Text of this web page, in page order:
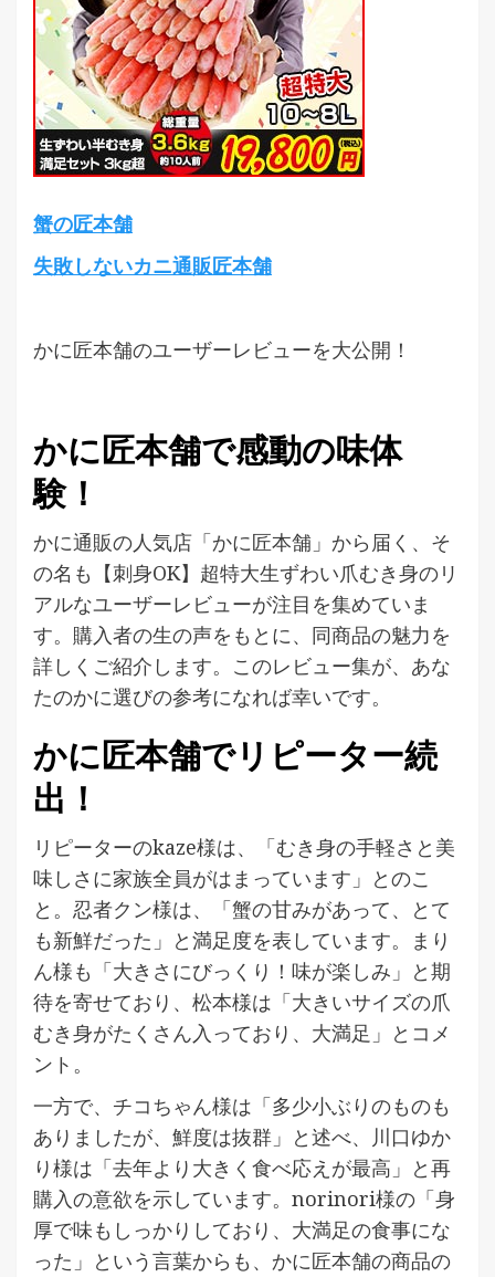
蟹の匠本舗
失敗しないカニ通販匠本舗
かに匠本舗のユーザーレビューを大公開！
かに匠本舗で感動の味体
験！
かに通販の人気店「かに匠本舗」から届く、そ
の名も【刺身OK】超特大生ずわい爪むき身のリ
アルなユーザーレビューが注目を集めていま
す。購入者の生の声をもとに、同商品の魅力を
詳しくご紹介します。このレビュー集が、あな
たのかに選びの参考になれば幸いです。
かに匠本舗でリピーター続
出！
リピーターのkaze様は、「むき身の手軽さと美
味しさに家族全員がはまっています」とのこ
と。忍者クン様は、「蟹の甘みがあって、とて
も新鮮だった」と満足度を表しています。まり
ん様も「大きさにびっくり！味が楽しみ」と期
待を寄せており、松本様は「大きいサイズの爪
むき身がたくさん入っており、大満足」とコメ
ント。
一方で、チコちゃん様は「多少小ぶりのものも
ありましたが、鮮度は抜群」と述べ、川口ゆか
り様は「去年より大きく食べ応えが最高」と再
購入の意欲を示しています。norinori様の「身
厚で味もしっかりしており、大満足の食事にな
った」という言葉からも、かに匠本舗の商品の